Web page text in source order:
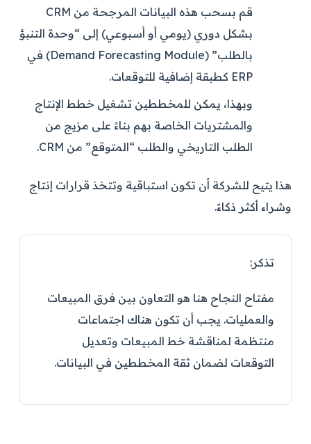
قم بسحب هذه البيانات المرجحة من CRM
بشكل دوري (يومي أو أسبوعي) إلى “وحدة التنبؤ
بالطلب” (Demand Forecasting Module) في
ERP كطبقة إضافية للتوقعات.
وبهذا، يمكن للمخططين تشغيل خطط الإنتاج
والمشتريات الخاصة بهم بناءً على مزيج من
الطلب التاريخي والطلب “المتوقع” من CRM.
هذا يتيح للشركة أن تكون استباقية وتتخذ قرارات إنتاج
وشراء أكثر ذكاءً.
تذكر:
مفتاح النجاح هنا هو التعاون بين فرق المبيعات
والعمليات. يجب أن تكون هناك اجتماعات
منتظمة لمناقشة خط المبيعات وتعديل
التوقعات لضمان ثقة المخططين في البيانات.